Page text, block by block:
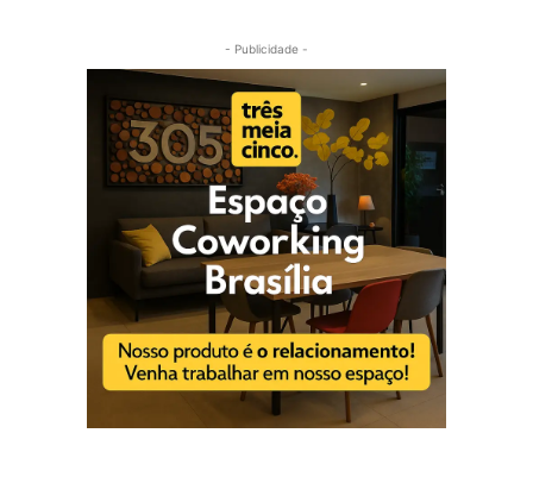
- Publicidade -